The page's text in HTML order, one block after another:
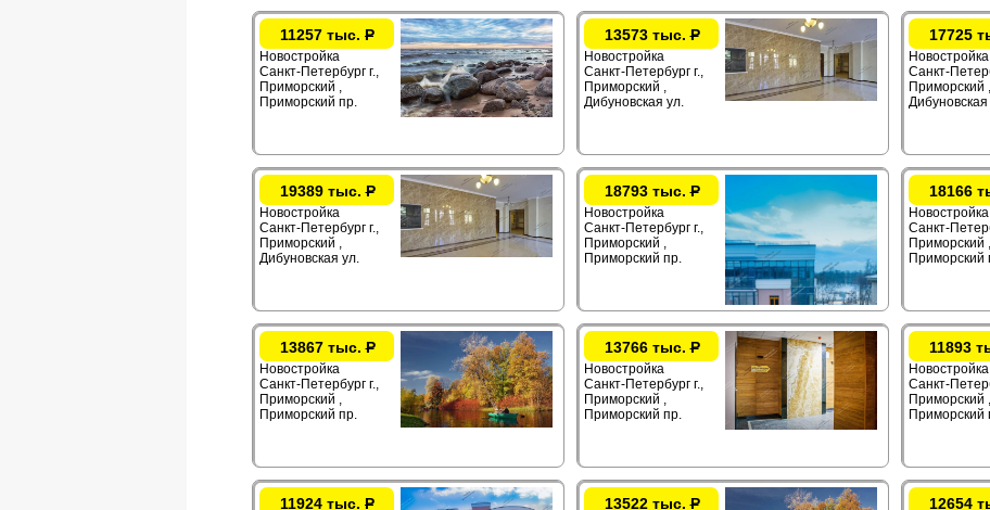
11257 тыс. Р
Новостройка
Санкт-Петербург г.,
Приморский ,
Приморский пр.
13573 тыс.Р
Новостройка
Санкт-Петербург г.,
Приморский ,
Дибуновская ул.
17725
Новостройка
Санкт-
Приморский ,
Дибуновская
19389 тыс.Р
Новостройка
Санкт-Петербург г.,
Приморский ,
Дибуновская ул.
18793 тыс.Р
Новостройка
Санкт-Петербург г.,
Приморский ,
Приморский пр.
18166
Новостройка
Санкт-
Приморский ,
Приморский
13867 тыс.Р
Новостройка
Санкт-Петербург г.,
Приморский ,
Приморский пр.
13766 тыс.Р
Новостройка
Санкт-Петербург г.,
Приморский ,
Приморский пр.
11893
Новостройка
Санкт-
Приморский ,
Приморский
11924 тыс. Р 13522 тыс.Р 12654